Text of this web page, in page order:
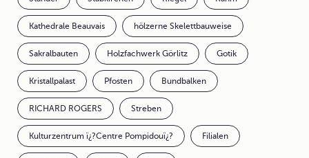
Kathedrale Beauvais hölzerne Skelettbauweise
Sakralbauten Holzfachwerk Görlitz Gotik
Kristallpalast Pfosten Bundbalken
RICHARD ROGERS Streben
Kulturzentrum ï¿?Centre Pompidouï¿? Filialen